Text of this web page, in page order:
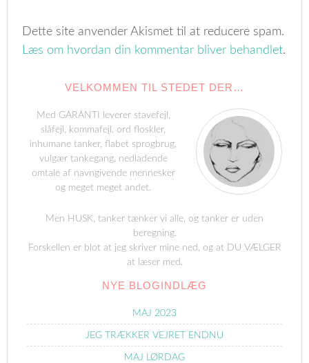
Dette site anvender Akismet til at reducere spam.
Læs om hvordan din kommentar bliver behandlet.
VELKOMMEN TIL STEDET DER…
Med GARANTI leverer stavefejl,
slåfejl, kommafejl, ord floskler,
inhumane tanker, flabet sprogbrug,
vulgær tankegang, nedladende
omtale af navngivende mennesker
og meget meget andet.
Men HUSK, tanker tænker vi alle, og tanker er uden
beregning.
Forskellen er blot at jeg skriver mine ned, og at DU VÆLGER
at læser med.
NYE BLOGINDLÆG
MAJ 2023
JEG TRÆKKER VEJRET ENDNU
MAJ LØRDAG